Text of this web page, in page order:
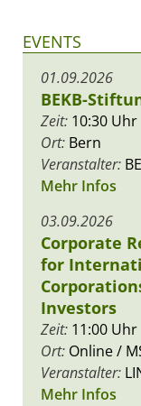
EVENTS
01.09.2026
BEKB-
Zeit: 10:30 Uhr
Ort: Bern
Veranstalter:
Mehr Infos
03.09.2026
Corporate
for
Investors
Zeit: 11:00 Uhr
Ort: Online /
Veranstalter:
Mehr Infos